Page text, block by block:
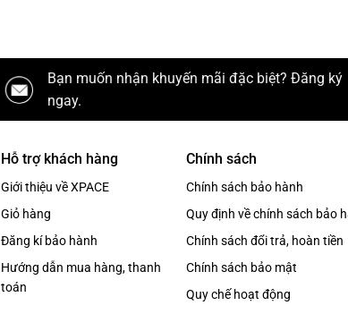
Bạn muốn nhận khuyến mãi đặc biệt? Đăng ký
ngay.
Hỗ trợ khách hàng
Giới thiệu về XPACE
Giỏ hàng
Đăng kí bảo hành
Hướng dẫn mua hàng, thanh
toán
Chính sách
Chính sách bảo hành
Quy định về chính sách bảo
Chính sách đổi trả, hoàn tiền
Chính sách bảo mật
Quy chế hoạt động